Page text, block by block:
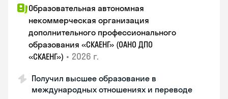
Образовательная автономная
некоммерческая организация
дополнительного профессионального
образования «СКАЕНГ» (ОАНО ДПО
«СКАЕНГ») • 2026 г.
Получил высшее образование в
международных отношениях и переводе